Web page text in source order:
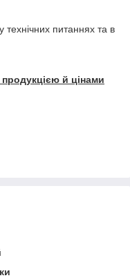
питаннях та в
й цінами